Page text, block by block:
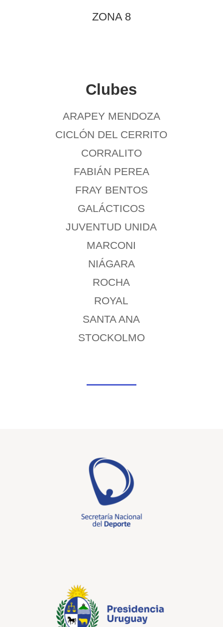
ZONA 8
Clubes
ARAPEY MENDOZA
CICLÓN DEL CERRITO
CORRALITO
FABIÁN PEREA
FRAY BENTOS
GALÁCTICOS
JUVENTUD UNIDA
MARCONI
NIÁGARA
ROCHA
ROYAL
SANTA ANA
STOCKOLMO